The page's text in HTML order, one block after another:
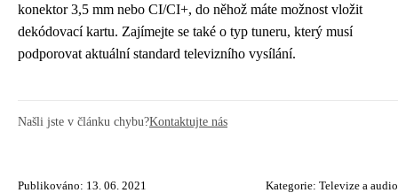
konektor 3,5 mm nebo CI/CI+, do něhož máte možnost vložit
dekódovací kartu. Zajímejte se také o typ tuneru, který musí
podporovat aktuální standard televizního vysílání.
Našli jste v článku chybu?Kontaktujte nás
Publikováno: 13. 06. 2021 Kategorie: Televize a audio